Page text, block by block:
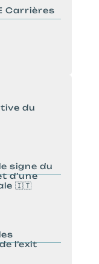
Carrières
du
signe du
d’une
🇮🇹
l’exit